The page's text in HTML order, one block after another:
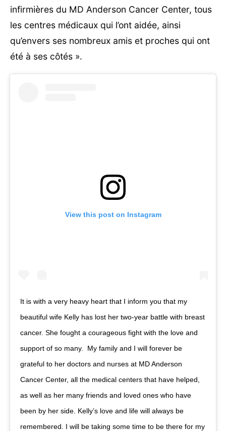
infirmières du MD Anderson Cancer Center, tous
les centres médicaux qui l’ont aidée, ainsi
qu’envers ses nombreux amis et proches qui ont
été à ses côtés ».
View this post on Instagram
It is with a very heavy heart that I inform you that my
beautiful wife Kelly has lost her two-year battle with breast
cancer. She fought a courageous fight with the love and
support of so many. My family and I will forever be
grateful to her doctors and nurses at MD Anderson
Cancer Center, all the medical centers that have helped,
as well as her many friends and loved ones who have
been by her side. Kelly’s love and life will always be
remembered. I will be taking some time to be there for my